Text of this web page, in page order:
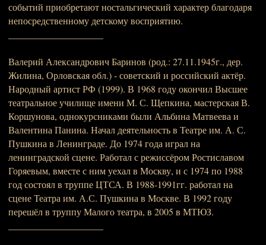
событий приобретают ностальгический характер благодаря
непосредственному детскому восприятию.
Валерий Александрович Баринов (род.: 27.11.1945г., дер.
Жилина, Орловская обл.) - советский и российский актёр.
Народный артист РФ (1999). В 1968 году окончил Высшее
театральное училище имени М. С. Щепкина, мастерская В.
Коршунова, однокурсниками были Альбина Матвеева и
Валентина Панина. Начал деятельность в Театре им. А. С.
Пушкина в Ленинграде. До 1974 года играл на
ленинградской сцене. Работал с режиссёром Ростиславом
Горяевым, вместе с ним уехал в Москву, и с 1974 по 1988
год состоял в труппе ЦТСА. В 1988-1991гг. работал на
сцене Театра им. А.С. Пушкина в Москве. В 1992 году
перешёл в труппу Малого театра, в 2005 в МТЮЗ.